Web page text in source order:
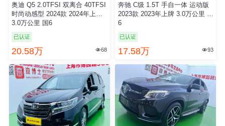
奥迪 Q5 2.0TFSI 双离合 40TFSI
时尚动感型 2024款 2024年上牌
3.0万公里 国6
已认证
20.58万 68
奔驰 C级 1.5T 手自一体 运动版
2023款 2023年上牌 3.0万公里 国
6
已认证
17.58万 93